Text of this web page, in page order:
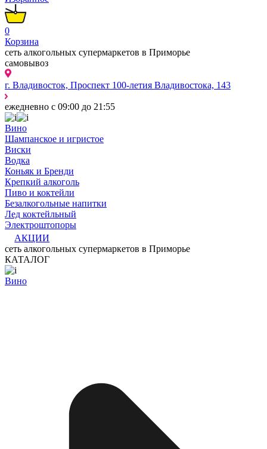
0
Корзина
сеть алкогольных супермаркетов в Приморье
самовывоз
г. Владивосток, Проспект 100-летия Владивостока, 143
ежедневно с 09:00 до 21:55
Вино
Шампанское и игристое
Виски
Водка
Коньяк и Бренди
Крепкий алкоголь
Пиво и коктейли
Безалкогольные напитки
Лед коктейльный
Электроштопоры
АКЦИИ
сеть алкогольных супермаркетов в Приморье
КАТАЛОГ
Вино